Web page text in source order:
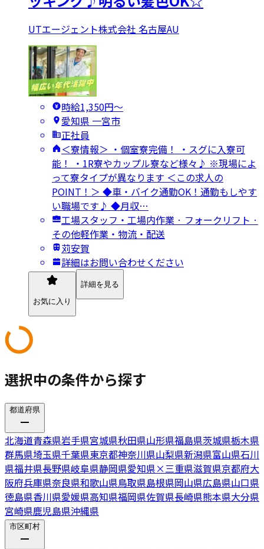
UTエージェント株式会社 名古屋AU
時給1,350円〜
愛知県 一宮市
正社員
＜寮情報＞ ・個室寮完備！ ・スグに入寮可
能！ ・1R寮やカップル寮など様々♪ ※現場によ
って寮タイプが異なります ＜この求人の
POINT！＞ ◆車・バイク通勤OK！通勤もしやす
い職場です♪ ◆月収…
工場スタッフ・工場内作業 · フォークリフト ·
その他軽作業・物流・配送
苅安賀
詳細はお問い合わせください
お気に入り
詳細を見る
選択中の条件から探す
都道府県
北海道青森県岩手県宮城県秋田県山形県福島県茨城県栃木県
群馬県埼玉県千葉県東京都神奈川県山梨県新潟県富山県石川
県福井県長野県岐阜県静岡県愛知県×三重県滋賀県京都府大
阪府兵庫県奈良県和歌山県鳥取県島根県岡山県広島県山口県
徳島県香川県愛媛県高知県福岡県佐賀県長崎県熊本県大分県
宮崎県鹿児島県沖縄県
市区町村